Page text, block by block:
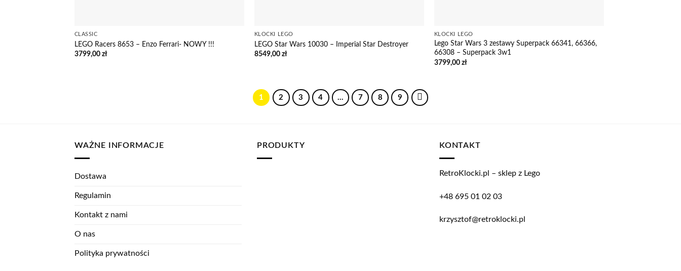
CLASSIC
LEGO Racers 8653 – Enzo Ferrari- NOWY !!!
3799,00 zł
KLOCKI LEGO
LEGO Star Wars 10030 – Imperial Star Destroyer
8549,00 zł
KLOCKI LEGO
Lego Star Wars 3 zestawy Superpack 66341, 66366,
66308 – Superpack 3w1
3799,00 zł
1 2 3 4 … 7 8 9
WAŻNE INFORMACJE
Dostawa
Regulamin
Kontakt z nami
O nas
Polityka prywatności
PRODUKTY KONTAKT
RetroKlocki.pl – sklep z Lego
+48 695 01 02 03
krzysztof@retroklocki.pl